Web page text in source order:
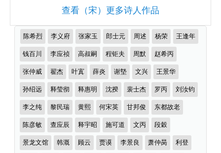
查看（宋）更多诗人作品
推
荐
作
者
陈希烈 李义府 张家玉 郎士元 周述 杨荣 王逢年
钱百川 李应祯 高叔嗣 程钜夫 周默 赵希丙
张仲威 翟杰 叶寘 薛炎 谢墍 文兴 王景华
孙绍远 释莹彻 释惠明 沈揆 裴士杰 罗丙 刘汝钧
李之纯 黎民瑞 黄熙 何宋英 甘邦俊 东都故老
陈彦敏 查应辰 释宇昭 施可道 文丙 段穀
景龙文馆 韩溉 顾云 贾谟 李景良 萧仲昺 利登